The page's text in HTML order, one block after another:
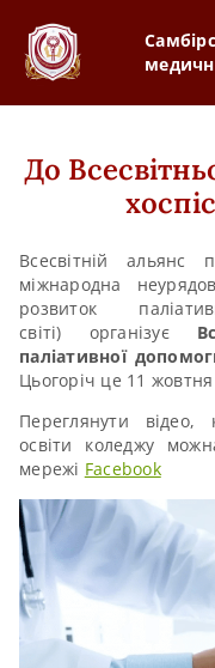
До
Всесвітній альянс
міжнародна
розвиток
світі) організує
паліативної
Цьогоріч це 11
Переглянути відео,
освіти коледжу
мережі Facebook